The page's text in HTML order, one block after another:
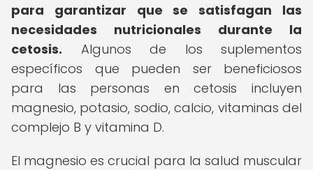
para garantizar que se satisfagan las
necesidades nutricionales durante la
cetosis. Algunos de los suplementos
específicos que pueden ser beneficiosos
para las personas en cetosis incluyen
magnesio, potasio, sodio, calcio, vitaminas del
complejo B y vitamina D.
El magnesio es crucial para la salud muscular